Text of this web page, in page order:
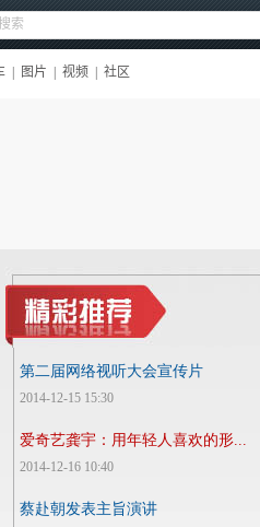
第二届网络视听大会宣传片
2014-12-15 15:30
爱奇艺龚宇：用年轻人喜欢的形...
2014-12-16 10:40
蔡赴朝发表主旨演讲